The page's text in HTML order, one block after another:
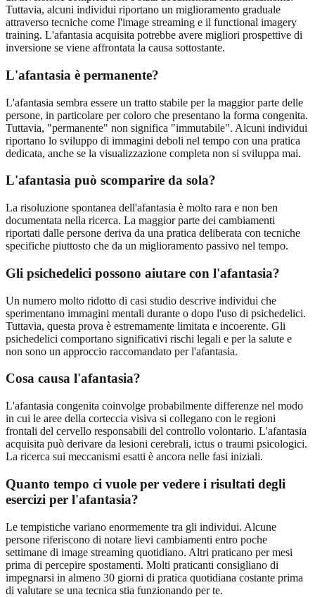
Tuttavia, alcuni individui riportano un miglioramento graduale
attraverso tecniche come l'image streaming e il functional imagery
training. L'afantasia acquisita potrebbe avere migliori prospettive di
inversione se viene affrontata la causa sottostante.
L'afantasia è permanente?
L'afantasia sembra essere un tratto stabile per la maggior parte delle
persone, in particolare per coloro che presentano la forma congenita.
Tuttavia, "permanente" non significa "immutabile". Alcuni individui
riportano lo sviluppo di immagini deboli nel tempo con una pratica
dedicata, anche se la visualizzazione completa non si sviluppa mai.
L'afantasia può scomparire da sola?
La risoluzione spontanea dell'afantasia è molto rara e non ben
documentata nella ricerca. La maggior parte dei cambiamenti
riportati dalle persone deriva da una pratica deliberata con tecniche
specifiche piuttosto che da un miglioramento passivo nel tempo.
Gli psichedelici possono aiutare con l'afantasia?
Un numero molto ridotto di casi studio descrive individui che
sperimentano immagini mentali durante o dopo l'uso di psichedelici.
Tuttavia, questa prova è estremamente limitata e incoerente. Gli
psichedelici comportano significativi rischi legali e per la salute e
non sono un approccio raccomandato per l'afantasia.
Cosa causa l'afantasia?
L'afantasia congenita coinvolge probabilmente differenze nel modo
in cui le aree della corteccia visiva si collegano con le regioni
frontali del cervello responsabili del controllo volontario. L'afantasia
acquisita può derivare da lesioni cerebrali, ictus o traumi psicologici.
La ricerca sui meccanismi esatti è ancora nelle fasi iniziali.
Quanto tempo ci vuole per vedere i risultati degli
esercizi per l'afantasia?
Le tempistiche variano enormemente tra gli individui. Alcune
persone riferiscono di notare lievi cambiamenti entro poche
settimane di image streaming quotidiano. Altri praticano per mesi
prima di percepire spostamenti. Molti praticanti consigliano di
impegnarsi in almeno 30 giorni di pratica quotidiana costante prima
di valutare se una tecnica stia funzionando per te.